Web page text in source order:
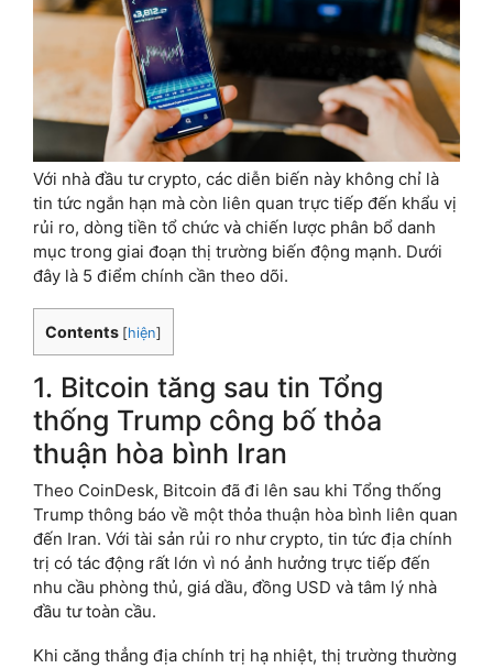
Với nhà đầu tư crypto, các diễn biến này không chỉ là
tin tức ngắn hạn mà còn liên quan trực tiếp đến khẩu vị
rủi ro, dòng tiền tổ chức và chiến lược phân bổ danh
mục trong giai đoạn thị trường biến động mạnh. Dưới
đây là 5 điểm chính cần theo dõi.
Contents [hiện]
1. Bitcoin tăng sau tin Tổng
thống Trump công bố thỏa
thuận hòa bình Iran
Theo CoinDesk, Bitcoin đã đi lên sau khi Tổng thống
Trump thông báo về một thỏa thuận hòa bình liên quan
đến Iran. Với tài sản rủi ro như crypto, tin tức địa chính
trị có tác động rất lớn vì nó ảnh hưởng trực tiếp đến
nhu cầu phòng thủ, giá dầu, đồng USD và tâm lý nhà
đầu tư toàn cầu.
Khi căng thẳng địa chính trị hạ nhiệt, thị trường thường